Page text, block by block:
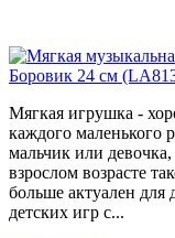
Мягкая игрушка -
каждого маленького
мальчик или девочка,
взрослом возрасте
больше актуален для
детских игр с...